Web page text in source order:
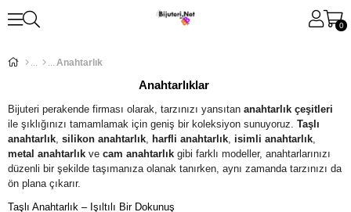
0
Anahtarlık
Anahtarlıklar
Bijuteri perakende firması olarak, tarzınızı yansıtan anahtarlık çeşitleri
ile şıklığınızı tamamlamak için geniş bir koleksiyon sunuyoruz. Taşlı
anahtarlık, silikon anahtarlık, harfli anahtarlık, isimli anahtarlık,
metal anahtarlık ve cam anahtarlık gibi farklı modeller, anahtarlarınızı
düzenli bir şekilde taşımanıza olanak tanırken, aynı zamanda tarzınızı da
ön plana çıkarır.
Taşlı Anahtarlık – Işıltılı Bir Dokunuş